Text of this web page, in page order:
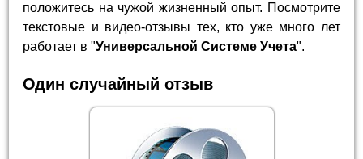
положитесь на чужой жизненный опыт. Посмотрите
текстовые и видео-отзывы тех, кто уже много лет
работает в "Универсальной Системе Учета".
Один случайный отзыв